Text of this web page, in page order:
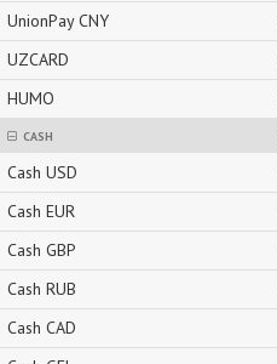
UnionPay CNY
UZCARD
HUMO
CASH
Cash USD
Cash EUR
Cash GBP
Cash RUB
Cash CAD